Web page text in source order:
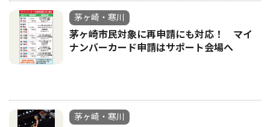
茅ヶ崎・寒川
茅ヶ崎市民対象に再申請にも対応！ マイ
ナンバーカード申請はサポート会場へ
茅ヶ崎・寒川